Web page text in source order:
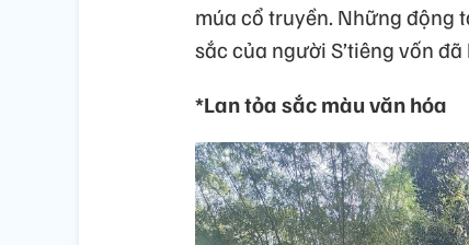
múa cổ truyền. Những động
sắc của người S’tiêng vốn
*Lan tỏa sắc màu văn hóa